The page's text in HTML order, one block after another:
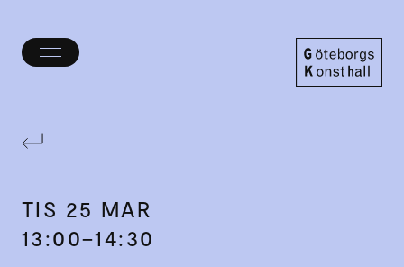
Öppna/stäng
TIS 25 MAR
13:00–14:30